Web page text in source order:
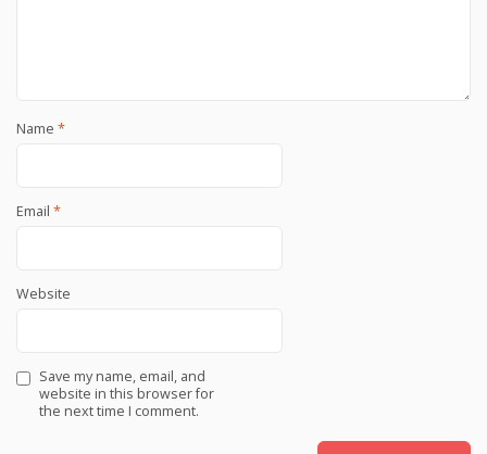
Name *
Email *
Website
Save my name, email, and
website in this browser for
the next time I comment.